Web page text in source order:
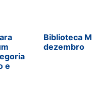
e
Biblioteca
dezembro